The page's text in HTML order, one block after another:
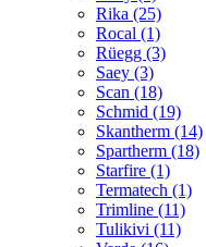
Rika (25)
Rocal (1)
Rüegg (3)
Saey (3)
Scan (18)
Schmid (19)
Skantherm (14)
Spartherm (18)
Starfire (1)
Termatech (1)
Trimline (11)
Tulikivi (11)